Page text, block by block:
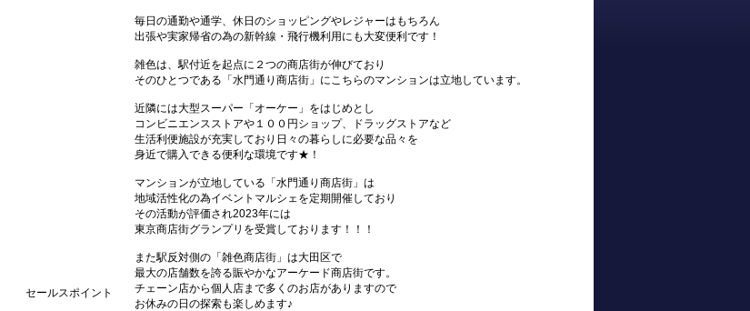
セールスポイント
毎日の通勤や通学、休日のショッピングやレジャーはもちろん
出張や実家帰省の為の新幹線・飛行機利用にも大変便利です！
雑色は、駅付近を起点に２つの商店街が伸びており
そのひとつである「水門通り商店街」にこちらのマンションは立地しています。
近隣には大型スーパー「オーケー」をはじめとし
コンビニエンスストアや１００円ショップ、ドラッグストアなど
生活利便施設が充実しており日々の暮らしに必要な品々を
身近で購入できる便利な環境です★！
マンションが立地している「水門通り商店街」は
地域活性化の為イベントマルシェを定期開催しており
その活動が評価され2023年には
東京商店街グランプリを受賞しております！！！
また駅反対側の「雑色商店街」は大田区で
最大の店舗数を誇る賑やかなアーケード商店街です。
チェーン店から個人店まで多くのお店がありますので
お休みの日の探索も楽しめます♪